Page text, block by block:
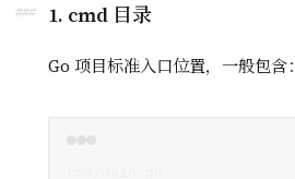
1. cmd 目录
Go 项目标准入口位置，一般包含：